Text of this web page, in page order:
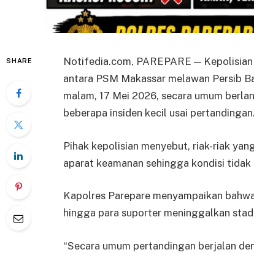
SHARE
Notifedia.com, PAREPARE —
antara PSM Makassar melawan Persib
malam, 17 Mei 2026, secara umum
beberapa insiden kecil usai pertandingan.
Pihak kepolisian menyebut, riak-riak
aparat keamanan sehingga kondisi
Kapolres Parepare menyampaikan
hingga para suporter meninggalkan
“Secara umum pertandingan berjalan